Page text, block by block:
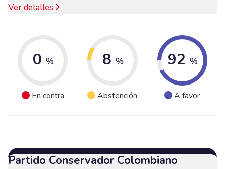
Ver detalles
0 %
En contra
8 %
Abstención
92 %
A favor
Partido Conservador Colombiano